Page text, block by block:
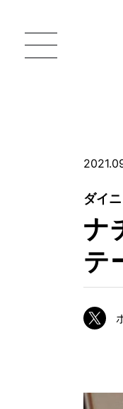
一枚板
MOKUBA に
職人の技能・技
加工技術
ATELIER
ナ
テ
ダイ